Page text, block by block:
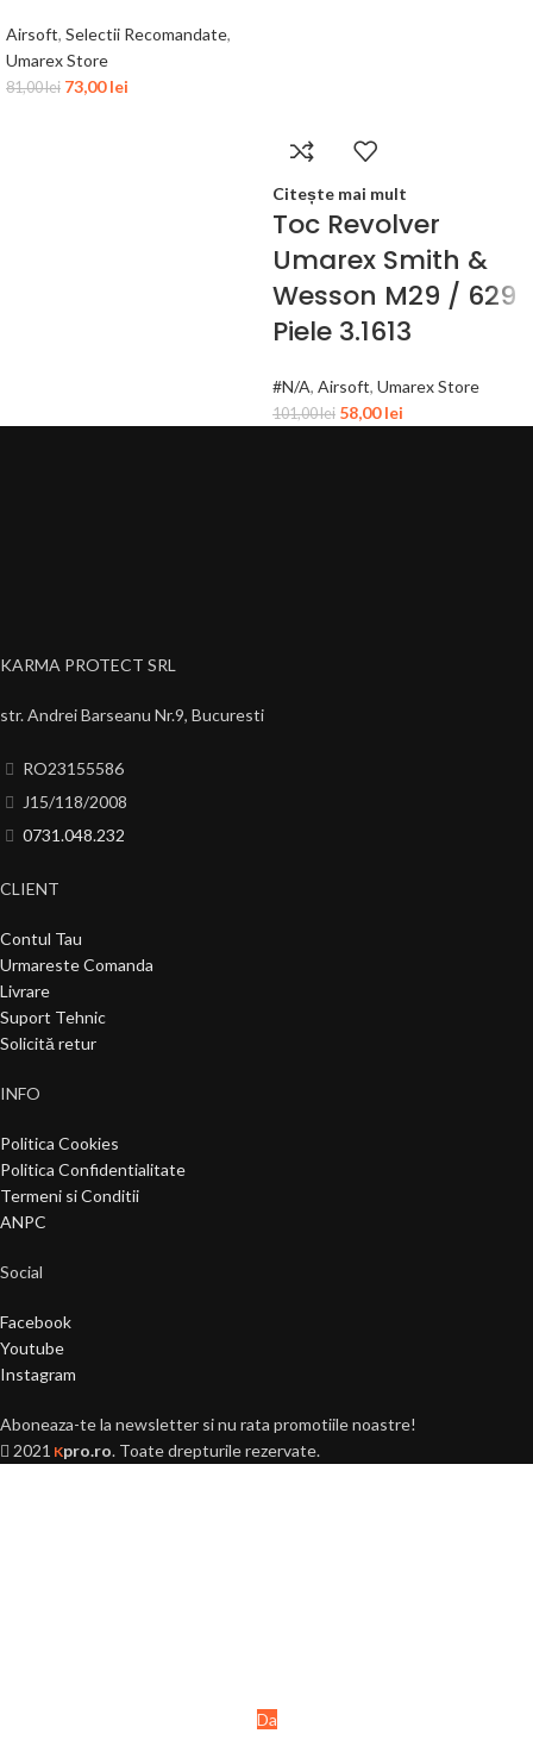
Airsoft, Selectii Recomandate,
Umarex Store
81,00lei 73,00lei
Citește mai mult
Toc Revolver
Umarex Smith &
Wesson M29 / 629
Piele 3.1613
#N/A, Airsoft, Umarex Store
101,00lei 58,00lei
KARMA PROTECT SRL
str. Andrei Barseanu Nr.9, Bucuresti
RO23155586
J15/118/2008
0731.048.232
CLIENT
Contul Tau
Urmareste Comanda
Livrare
Suport Tehnic
Solicită retur
INFO
Politica Cookies
Politica Confidentialitate
Termeni si Conditii
ANPC
Social
Facebook
Youtube
Instagram
Aboneaza-te la newsletter si nu rata promotiile noastre!
2021 Kpro.ro. Toate drepturile rezervate.
Da